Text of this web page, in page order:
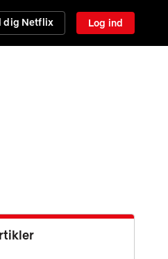
dig Netflix Log ind